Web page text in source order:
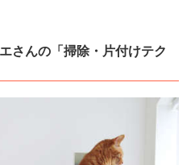
さんの「掃除・片付けテク